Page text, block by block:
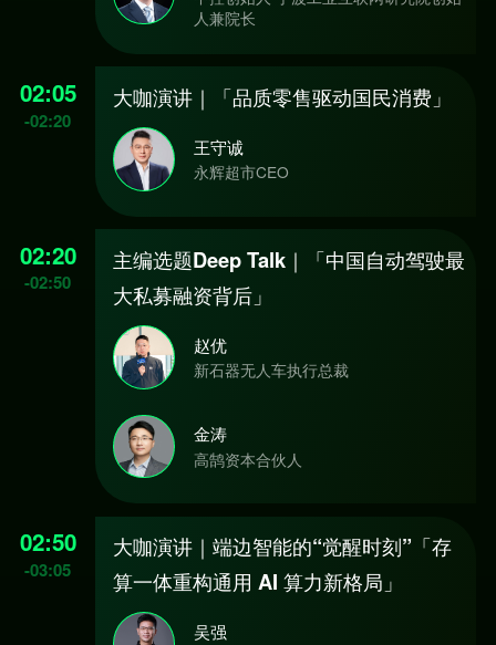
人兼院长
02:05
-02:20
大咖演讲｜「品质零售驱动国民消费」
王守诚
永辉超市CEO
02:20
-02:50
主编选题Deep Talk｜「中国自动驾驶最
大私募融资背后」
赵优
新石器无人车执行总裁
金涛
高鹄资本合伙人
02:50
-03:05
大咖演讲｜端边智能的“觉醒时刻”「存
算一体重构通用 AI 算力新格局」
吴强